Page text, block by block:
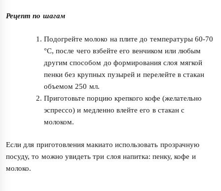
Рецепт по шагам
Подогрейте молоко на плите до температуры 60-70
°C, после чего взбейте его венчиком или любым
другим способом до формирования слоя мягкой
пенки без крупных пузырей и перелейте в стакан
объемом 250 мл.
Приготовьте порцию крепкого кофе (желательно
эспрессо) и медленно влейте его в стакан с
молоком.
Если для приготовления макиато использовать прозрачную
посуду, то можно увидеть три слоя напитка: пенку, кофе и
молоко.